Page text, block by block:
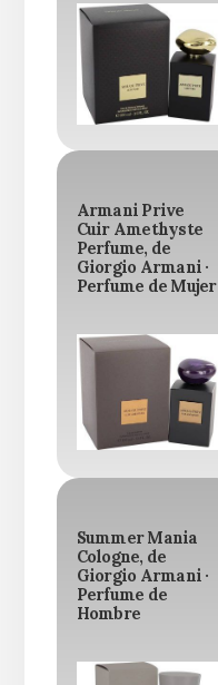
Armani Prive
Cuir Amethyste
Perfume, de
Giorgio Armani ·
Perfume de Mujer
Summer Mania
Cologne, de
Giorgio Armani ·
Perfume de
Hombre